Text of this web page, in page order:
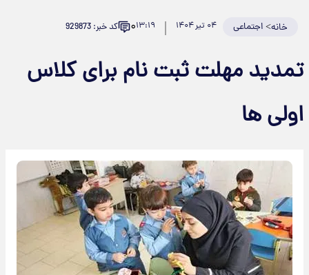
خانه>اجتماعی ۰۴ تیر ۱۴۰۴ ۱۳:۱۹۰ کد خبر: 929873
تمدید مهلت ثبت نام برای کلاس
اولی ها